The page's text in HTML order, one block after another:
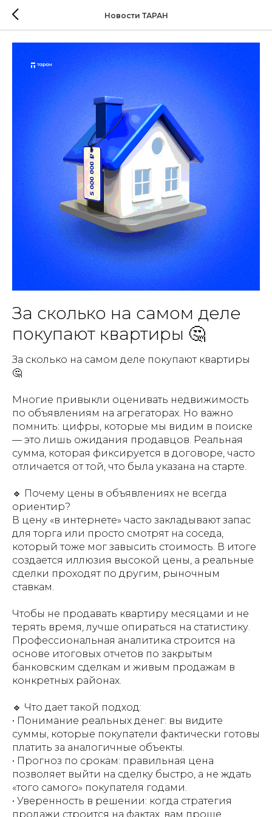
Новости ТАРАН
За сколько на самом деле
покупают квартиры 🤔
За сколько на самом деле покупают квартиры
🤔
Многие привыкли оценивать недвижимость
по объявлениям на агрегаторах. Но важно
помнить: цифры, которые мы видим в поиске
— это лишь ожидания продавцов. Реальная
сумма, которая фиксируется в договоре, часто
отличается от той, что была указана на старте.
🔹 Почему цены в объявлениях не всегда
ориентир?
В цену «в интернете» часто закладывают запас
для торга или просто смотрят на соседа,
который тоже мог завысить стоимость. В итоге
создается иллюзия высокой цены, а реальные
сделки проходят по другим, рыночным
ставкам.
Чтобы не продавать квартиру месяцами и не
терять время, лучше опираться на статистику.
Профессиональная аналитика строится на
основе итоговых отчетов по закрытым
банковским сделкам и живым продажам в
конкретных районах.
🔹 Что дает такой подход:
• Понимание реальных денег: вы видите
суммы, которые покупатели фактически готовы
платить за аналогичные объекты.
• Прогноз по срокам: правильная цена
позволяет выйти на сделку быстро, а не ждать
«того самого» покупателя годами.
• Уверенность в решении: когда стратегия
продажи строится на фактах, вам проще